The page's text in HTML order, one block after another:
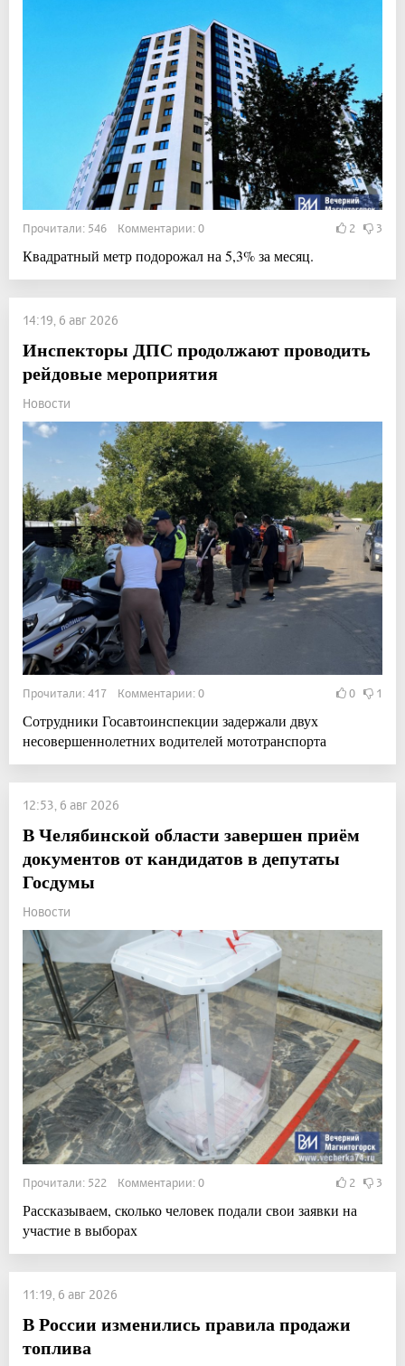
Прочитали: 546 Комментарии: 0 2 3
Квадратный метр подорожал на 5,3% за месяц.
14:19, 6 авг 2026
Инспекторы ДПС продолжают проводить
рейдовые мероприятия
Новости
Прочитали: 417 Комментарии: 0 0 1
Сотрудники Госавтоинспекции задержали двух
несовершеннолетних водителей мототранспорта
12:53, 6 авг 2026
В Челябинской области завершен приём
документов от кандидатов в депутаты
Госдумы
Новости
Прочитали: 522 Комментарии: 0 2 3
Рассказываем, сколько человек подали свои заявки на
участие в выборах
11:19, 6 авг 2026
В России изменились правила продажи
топлива